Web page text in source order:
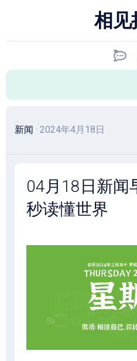
相见
新闻 · 2024年4月18日
04月18日新闻
秒读懂世界